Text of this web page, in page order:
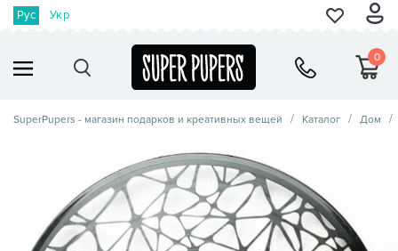
Рус Укр
0
SuperPupers - магазин подарков и креативных вещей Каталог Дом